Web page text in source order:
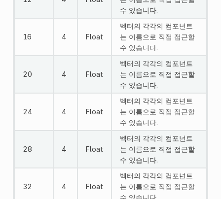
수 있습니다.
16 4 Float
벡터의 각각의 컴포넌트
는 이름으로 직접 접근할
수 있습니다.
20 4 Float
벡터의 각각의 컴포넌트
는 이름으로 직접 접근할
수 있습니다.
24 4 Float
벡터의 각각의 컴포넌트
는 이름으로 직접 접근할
수 있습니다.
28 4 Float
벡터의 각각의 컴포넌트
는 이름으로 직접 접근할
수 있습니다.
32 4 Float
벡터의 각각의 컴포넌트
는 이름으로 직접 접근할
수 있습니다.